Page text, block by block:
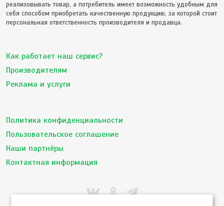
реализовывать товар, а потребитель имеет возможность удобным для
себя способом приобретать качественную продукцию, за которой стоит
персональная ответственность производителя и продавца.
Как работает наш сервис?
Производителям
Реклама и услуги
Политика конфиденциальности
Пользовательское соглашение
Наши партнёры
Контактная информация